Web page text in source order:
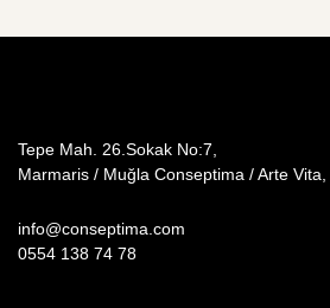
Tepe Mah. 26.Sokak No:7,
Marmaris / Muğla Conseptima / Arte Vita,
info@conseptima.com
0554 138 74 78